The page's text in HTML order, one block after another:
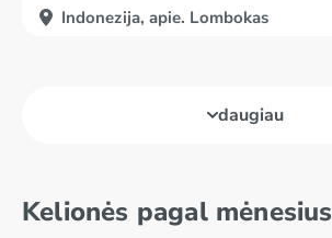
Indonezija, apie. Lombokas
daugiau
Kelionės pagal mėnesius